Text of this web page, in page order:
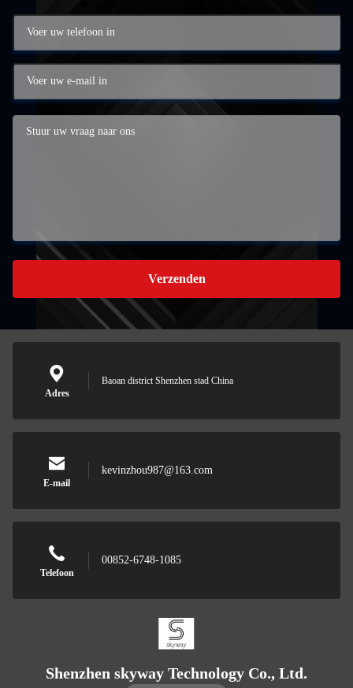
Verzenden
Adres
Baoan district Shenzhen stad China
E-mail
kevinzhou987@163.com
Telefoon
00852-6748-1085
Shenzhen skyway Technology Co., Ltd.